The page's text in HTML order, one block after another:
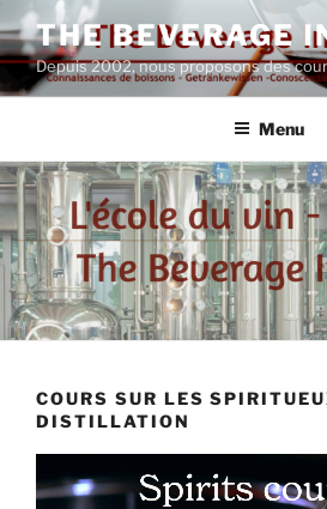
Aller
au
contenu
principal
THE BEVERAGE
Depuis 2002, nous proposons des
Menu
COURS SUR LES
DISTILLATION
vidéo